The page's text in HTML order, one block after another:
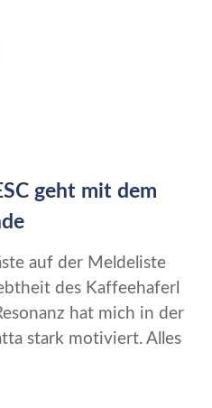
geht mit dem
auf der Meldeliste
des Kaffeehaferl
hat mich in der
stark motiviert. Alles